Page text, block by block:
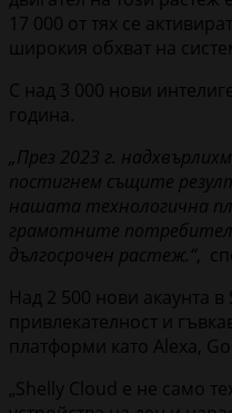
17 000 от тях се
широкия обхват на
С над 3 000 нови
година.
„През 2023 г.
постигнем същите
нашата технологична
грамотните
дългосрочен растеж.“,
Над 2 500 нови акаунта
привлекателност и
платформи като Alexa,
„Shelly Cloud е не само